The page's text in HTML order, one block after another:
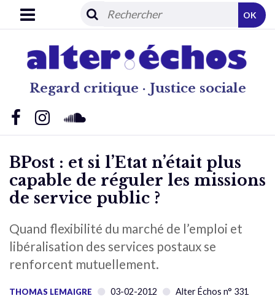
Regard critique · Justice sociale
OK
BPost : et si l’Etat n’était plus
capable de réguler les missions
de service public ?
Quand flexibilité du marché de l’emploi et
libéralisation des services postaux se
renforcent mutuellement.
THOMAS LEMAIGRE 03-02-2012 Alter Échos n° 331